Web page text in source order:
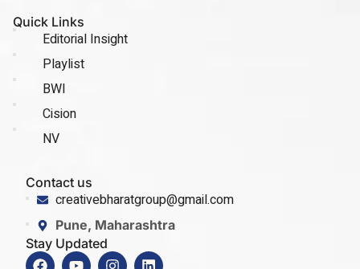
Quick Links
Editorial Insight
Playlist
BWI
Cision
NV
Contact us
creativebharatgroup@gmail.com
Pune, Maharashtra
Stay Updated